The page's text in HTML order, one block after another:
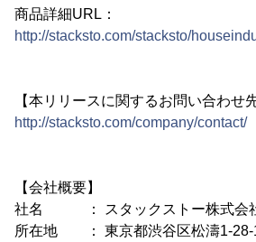
商品詳細URL：
http://stacksto.com/stacksto/
【本リリースに関するお問い合わせ先
http://stacksto.com/company/contact/
【会社概要】
社名 ： スタックストー株式会
所在地 ： 東京都渋谷区松濤1-28-